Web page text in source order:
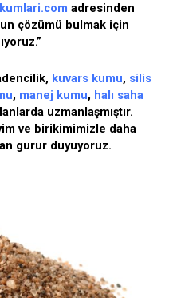
adresinden
çözümü bulmak için
kuvars kumu, silis
, manej kumu, halı saha
uzmanlaşmıştır.
ve birikimimizle daha
gurur duyuyoruz.